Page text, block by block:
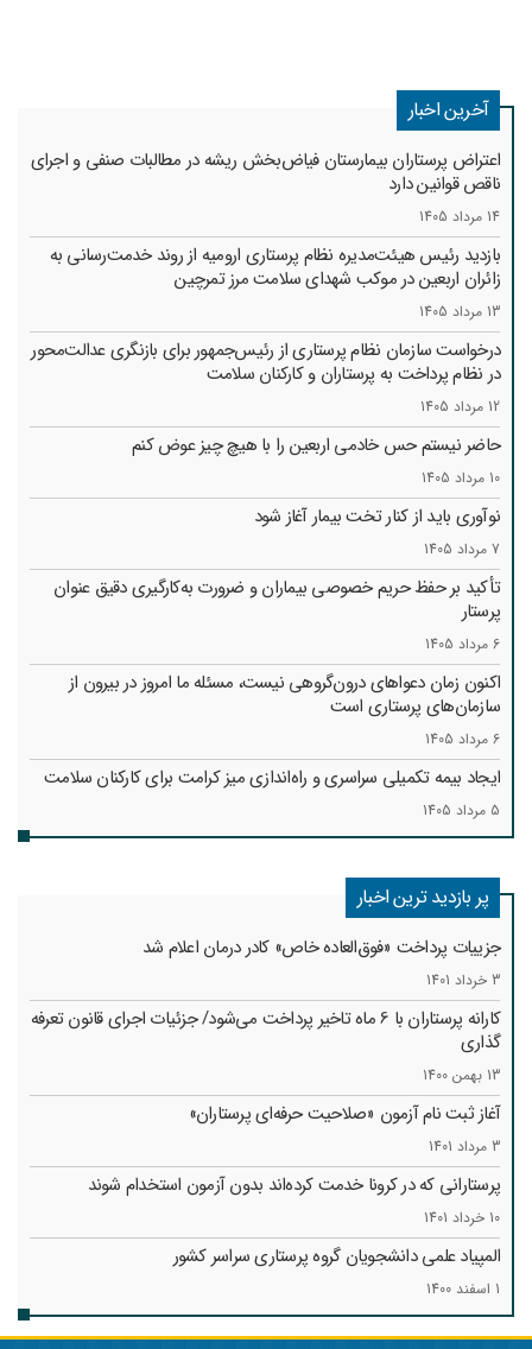
آخرین اخبار
اعتراض پرستاران بیمارستان فیاض‌بخش ریشه در مطالبات صنفی و اجرای
ناقص قوانین دارد
14 مرداد 1405
بازدید رئیس هیئت‌مدیره نظام پرستاری ارومیه از روند خدمت‌رسانی به
زائران اربعین در موکب شهدای سلامت مرز تمرچین
13 مرداد 1405
درخواست سازمان نظام پرستاری از رئیس‌جمهور برای بازنگری عدالت‌محور
در نظام پرداخت به پرستاران و کارکنان سلامت
12 مرداد 1405
حاضر نیستم حس خادمی اربعین را با هیچ چیز عوض کنم
10 مرداد 1405
نوآوری باید از کنار تخت بیمار آغاز شود
7 مرداد 1405
تأکید بر حفظ حریم خصوصی بیماران و ضرورت به‌کارگیری دقیق عنوان
پرستار
6 مرداد 1405
اکنون زمان دعواهای درون‌گروهی نیست، مسئله ما امروز در بیرون از
سازمان‌های پرستاری است
6 مرداد 1405
ایجاد بیمه تکمیلی سراسری و راه‌اندازی میز کرامت برای کارکنان سلامت
5 مرداد 1405
پر بازدید ترین اخبار
جزییات پرداخت «فوق‌العاده خاص» کادر درمان اعلام شد
3 خرداد 1401
کارانه‌ پرستاران با 6 ماه تاخیر پرداخت می‌شود/ جزئیات اجرای قانون تعرفه
گذاری
13 بهمن 1400
آغاز ثبت نام آزمون «صلاحیت حرفه‌ای پرستاران»
3 مرداد 1401
پرستارانی که در کرونا خدمت کرد‌ه‌اند بدون آزمون استخدام شوند
10 خرداد 1401
المپیاد علمی دانشجویان گروه پرستاری سراسر کشور
1 اسفند 1400